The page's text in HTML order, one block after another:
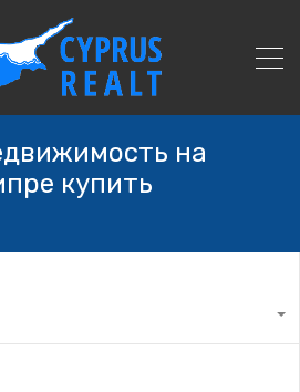
на
купить